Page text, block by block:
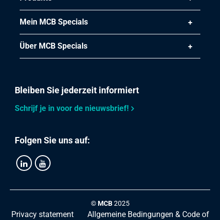
Konzentrisches Reduzier geschweißt 1.4307 L=3(D-d)con
114,3x88,9 x3
Stück pro KG
Bruttopreis
Artikelnummer
2430-0130-1291042
129,0x104 x2
Wählen Sie
Artikelnummer
Mein MCB Specials
Über MCB Specials
Bleiben Sie jederzeit informiert
Schrijf je in voor de nieuwsbrief!
Folgen Sie uns auf:
©MCB2025
Privacy statement Allgemeine Bedingungen & Code of